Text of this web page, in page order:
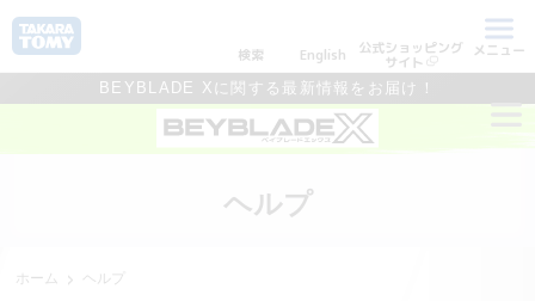
検索 English 公式ショッピング
サイト
メニュー
BEYBLADE Xに関する最新情報をお届け！
ヘルプ
ホーム ヘルプ